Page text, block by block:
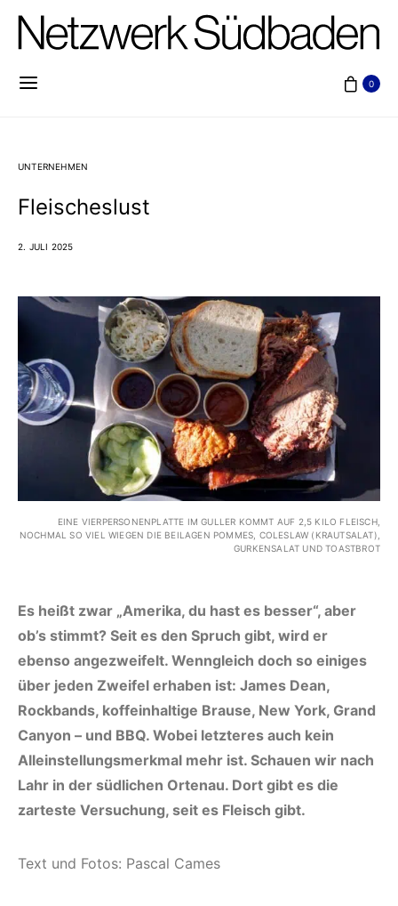
0
UNTERNEHMEN
Fleischeslust
2. JULI 2025
EINE VIERPERSONENPLATTE IM GULLER KOMMT AUF 2,5 KILO FLEISCH,
NOCHMAL SO VIEL WIEGEN DIE BEILAGEN POMMES, COLESLAW (KRAUTSALAT),
GURKENSALAT UND TOASTBROT
Es heißt zwar „Amerika, du hast es besser“, aber
ob’s stimmt? Seit es den Spruch gibt, wird er
ebenso angezweifelt. Wenngleich doch so einiges
über jeden Zweifel erhaben ist: James Dean,
Rockbands, koffeinhaltige Brause, New York, Grand
Canyon – und BBQ. Wobei letzteres auch kein
Alleinstellungsmerkmal mehr ist. Schauen wir nach
Lahr in der südlichen Ortenau. Dort gibt es die
zarteste Versuchung, seit es Fleisch gibt.
Text und Fotos: Pascal Cames